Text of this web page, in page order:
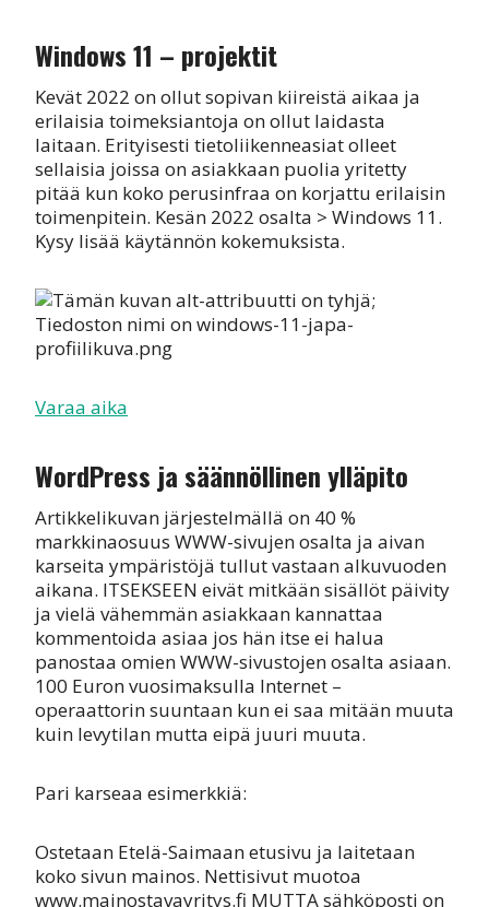
Windows 11 – projektit
Kevät 2022 on ollut sopivan kiireistä aikaa ja
erilaisia toimeksiantoja on ollut laidasta
laitaan. Erityisesti tietoliikenneasiat olleet
sellaisia joissa on asiakkaan puolia yritetty
pitää kun koko perusinfraa on korjattu erilaisin
toimenpitein. Kesän 2022 osalta > Windows 11.
Kysy lisää käytännön kokemuksista.
Varaa aika
WordPress ja säännöllinen ylläpito
Artikkelikuvan järjestelmällä on 40 %
markkinaosuus WWW-sivujen osalta ja aivan
karseita ympäristöjä tullut vastaan alkuvuoden
aikana. ITSEKSEEN eivät mitkään sisällöt päivity
ja vielä vähemmän asiakkaan kannattaa
kommentoida asiaa jos hän itse ei halua
panostaa omien WWW-sivustojen osalta asiaan.
100 Euron vuosimaksulla Internet –
operaattorin suuntaan kun ei saa mitään muuta
kuin levytilan mutta eipä juuri muuta.
Pari karseaa esimerkkiä:
Ostetaan Etelä-Saimaan etusivu ja laitetaan
koko sivun mainos. Nettisivut muotoa
www.mainostavayritys.fi MUTTA sähköposti on